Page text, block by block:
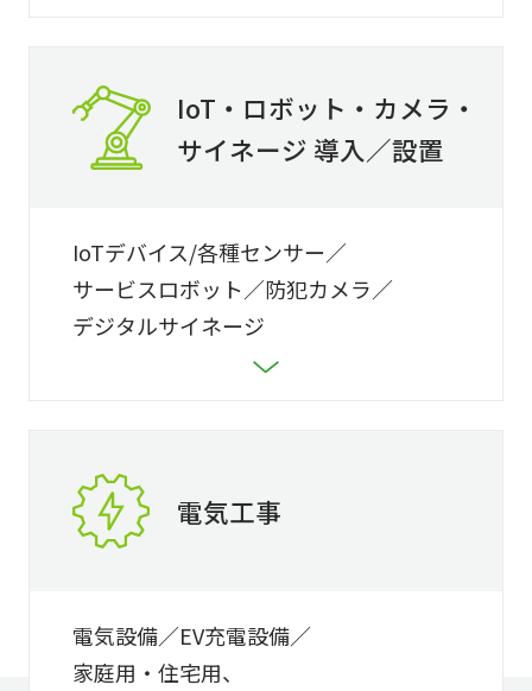
IoT・ロボット・カメラ・
サイネージ 導入／設置
IoTデバイス/各種センサー
サービスロボット
防犯カメラ
デジタルサイネージ
電気工事
電気設備
EV充電設備
家庭用・住宅用、